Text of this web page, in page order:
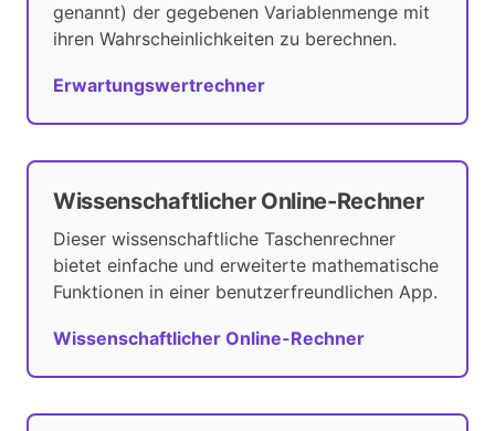
genannt) der gegebenen Variablenmenge mit
ihren Wahrscheinlichkeiten zu berechnen.
Erwartungswertrechner
Wissenschaftlicher Online-Rechner
Dieser wissenschaftliche Taschenrechner
bietet einfache und erweiterte mathematische
Funktionen in einer benutzerfreundlichen App.
Wissenschaftlicher Online-Rechner